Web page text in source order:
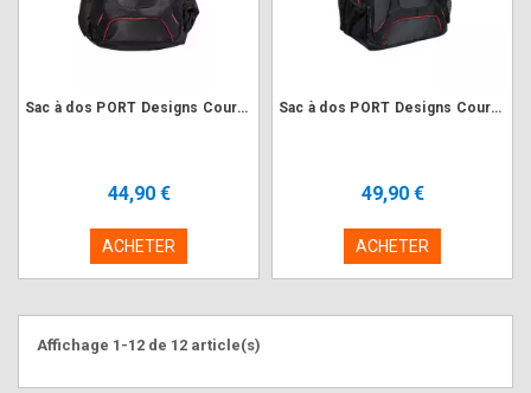
Sac à dos PORT Designs Courchevel Backpack 15.6" Noir
44,90 €
ACHETER
Sac à dos PORT Designs Courchevel Backpack 17.3" Noir
49,90 €
ACHETER
Affichage 1-12 de 12 article(s)